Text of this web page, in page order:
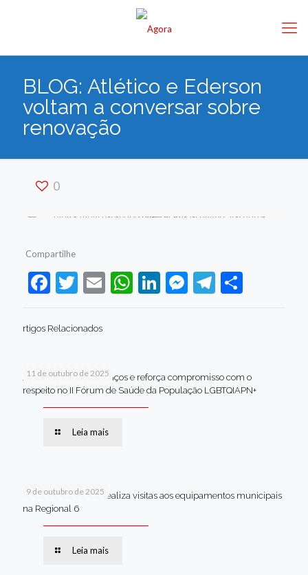
BLOG: Atlético e Ederson
voltam a conversar sobre
renovação
0
Compartilhe
Facebook
Twitter
EmailWhatsApp
LinkedIn
Messenger
Telegram
Share
rtigos Relacionados
11 de outubro de 2025
Jaboatão celebra avanços e reforça compromisso com o
respeito no II Fórum de Saúde da População LGBTQIAPN+
Leia mais
9 de outubro de 2025
Van dos secretários realiza visitas aos equipamentos municipais
na Regional 6
Leia mais